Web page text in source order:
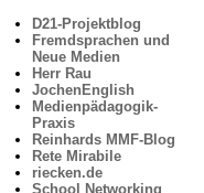
D21-Projektblog
Fremdsprachen und
Neue Medien
Herr Rau
JochenEnglish
Medienpädagogik-
Praxis
Reinhards MMF-Blog
Rete Mirabile
riecken.de
School Networking